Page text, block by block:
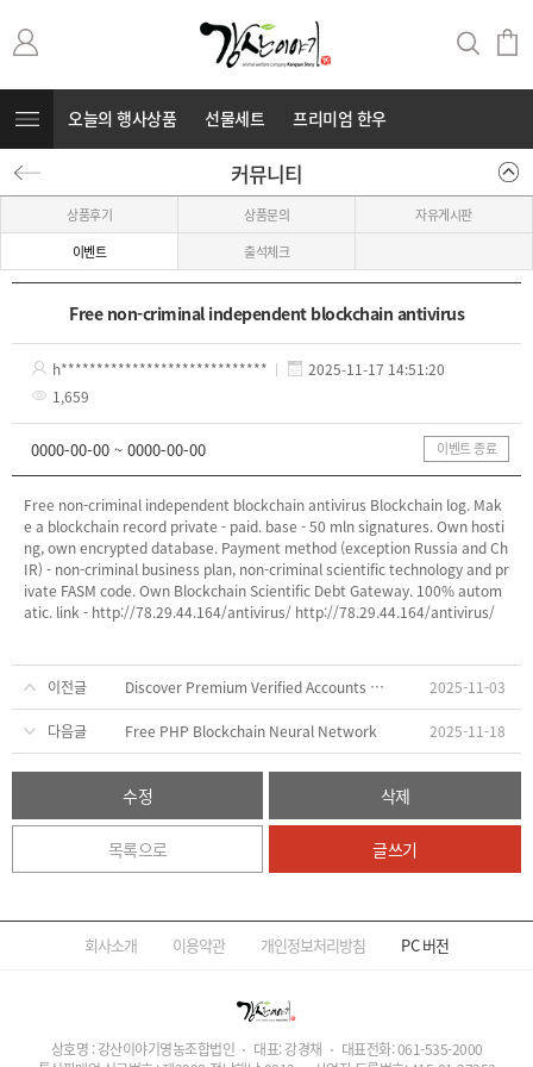
오늘의 행사상품 선물세트 프리미엄 한우
커뮤니티
커뮤니티
상품후기 상품문의
자유게시판
이벤트
출석체크
Free non-criminal independent blockchain antivirus
h*****************************
2025-11-17 14:51:20
1,659
이벤트 종료
0000-00-00 ~ 0000-00-00
Free non-criminal independent blockchain antivirus Blockchain log. Mak
e a blockchain record private - paid. base - 50 mln signatures. Own hosti
ng, own encrypted database. Payment method (exception Russia and Ch
IR) - non-criminal business plan, non-criminal scientific technology and pr
ivate FASM code. Own Blockchain Scientific Debt Gateway. 100% autom
atic. link - http://78.29.44.164/antivirus/ http://78.29.44.164/antivirus/
이전글 Discover Premium Verified Accounts at AccStores.com 2025-11-03
다음글 Free PHP Blockchain Neural Network 2025-11-18
수정 삭제
목록으로 글쓰기
회사소개 이용약관 개인정보처리방침 PC버전
상호명 : 강산이야기영농조합법인 대표: 강경채 대표전화:061-535-2000